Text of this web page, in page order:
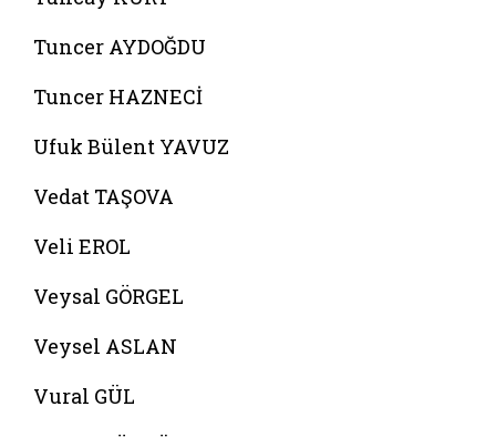
Tuncer AYDOĞDU
Tuncer HAZNECİ
Ufuk Bülent YAVUZ
Vedat TAŞOVA
Veli EROL
Veysal GÖRGEL
Veysel ASLAN
Vural GÜL